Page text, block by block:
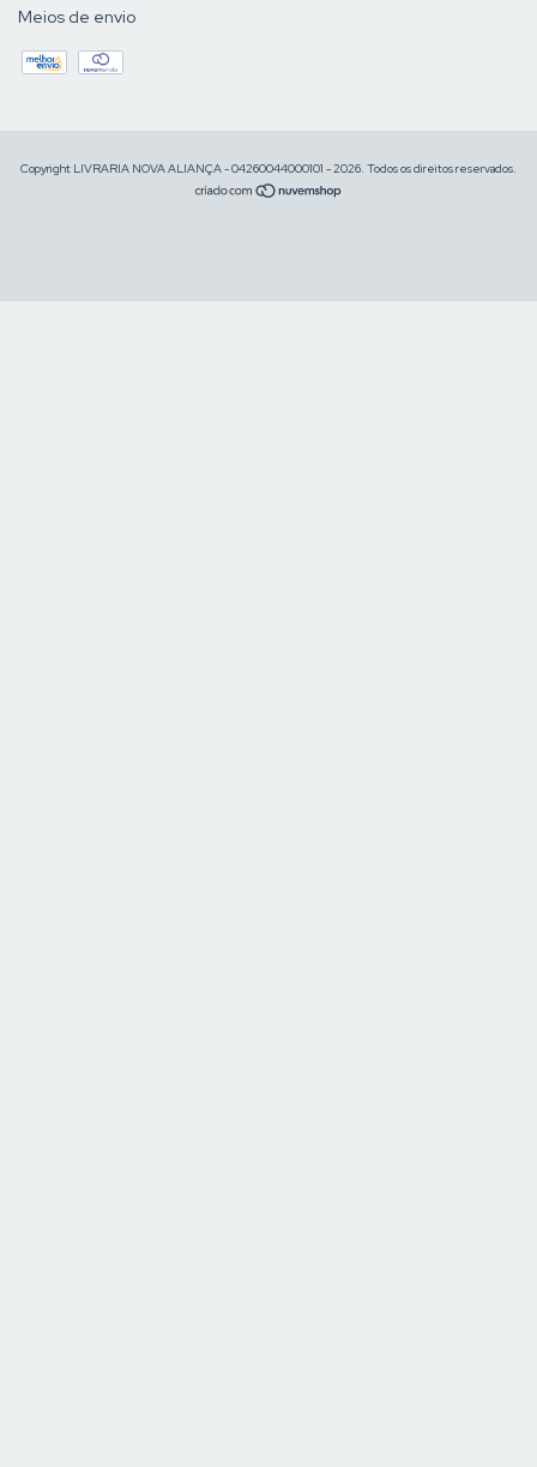
Meios de envio
Copyright LIVRARIA NOVA ALIANÇA - 04260044000101 - 2026. Todos os direitos reservados.